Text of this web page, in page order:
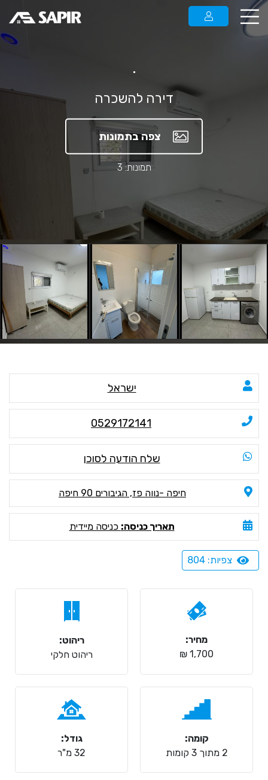
.
דירה להשכרה
צפה בתמונות
תמונות: 3
ישראל
0529172141
שלח הודעה לסוכן
חיפה -נווה פז, הגיבורים 90 חיפה
תאריך כניסה: כניסה מיידית
צפיות: 804
מחיר:
1,700 ₪
ריהוט:
ריהוט חלקי
קומה:
2 מתוך 3 קומות
גודל:
32 מ"ר